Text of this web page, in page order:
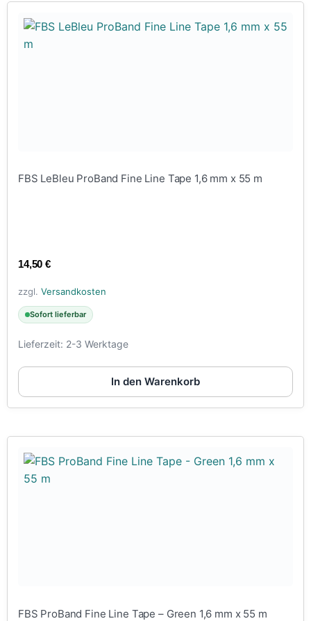
FBS LeBleu ProBand Fine Line Tape 1,6 mm x 55 m
14,50€
zzgl. Versandkosten
Sofort lieferbar
Lieferzeit: 2-3 Werktage
In den Warenkorb
FBS ProBand Fine Line Tape – Green 1,6 mm x 55 m